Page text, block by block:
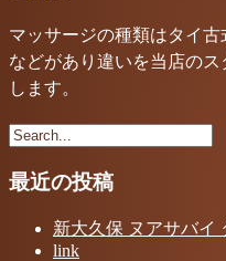
マッサージの種類はタイ
などがあり違いを当店の
します。
最近の投稿
新大久保 ヌアサバイ
link